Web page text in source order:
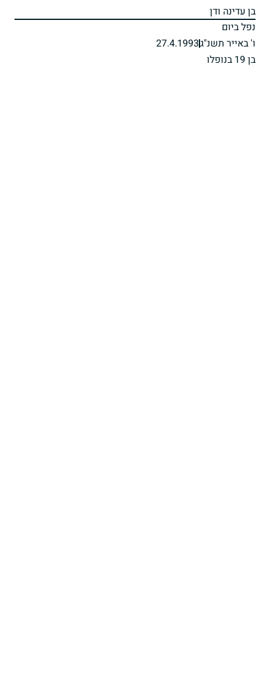
בן עדינה ודן
נפל ביום
ו' באייר תשנ"ג27.4.1993
בן 19 בנופלו